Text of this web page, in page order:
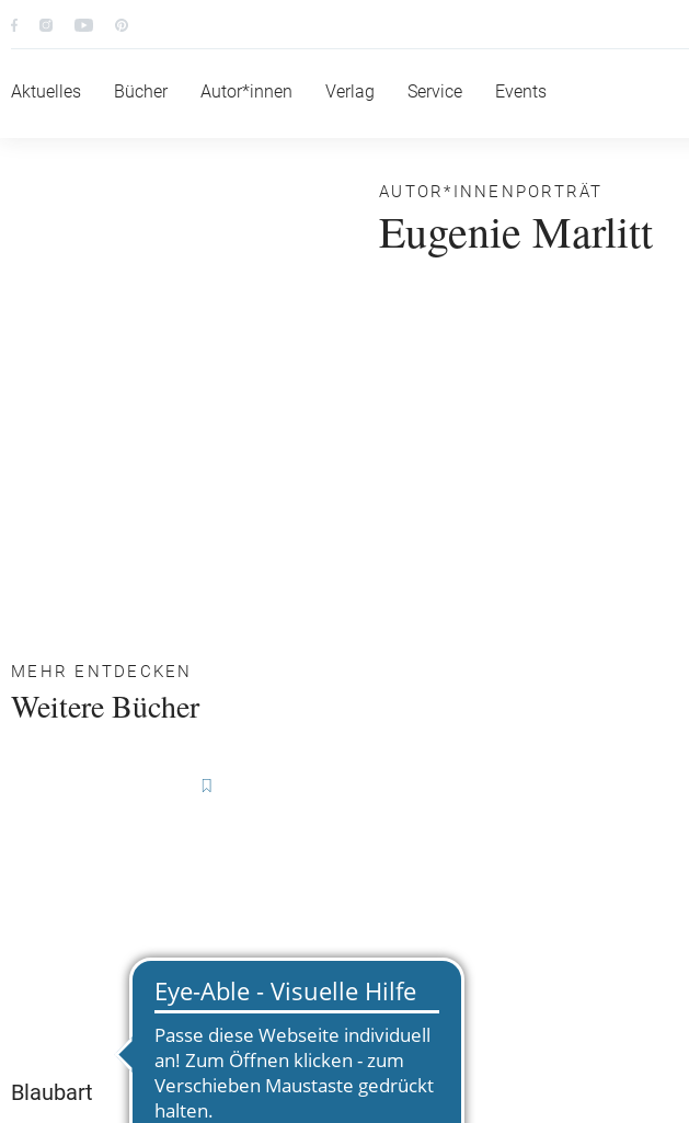
Aktuelles Bücher Autor*innen Verlag Service Events
AUTOR*INNENPORTRÄT
Eugenie Marlitt
MEHR ENTDECKEN
Weitere Bücher
Blaubart